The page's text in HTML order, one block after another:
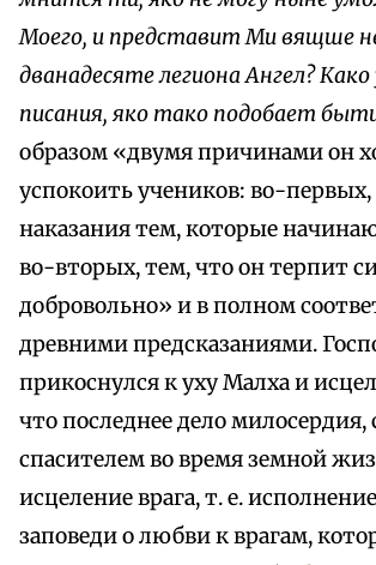
Моего, и представит Ми вящше
дванадесяте легиона Ангел?
писания, яко тако подобает
образом «двумя причинами он
успокоить учеников: во-
наказания тем, которые
во-вторых, тем, что он терпит
добровольно» и в полном
древними предсказаниями.
прикоснулся к уху Малха и
что последнее дело
спасителем во время земной
исцеление врага, т. е.
заповеди о любви к врагам,